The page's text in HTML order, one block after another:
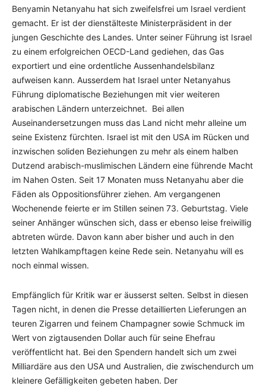
Benyamin Netanyahu hat sich zweifelsfrei um Israel verdient
gemacht. Er ist der dienstälteste Ministerpräsident in der
jungen Geschichte des Landes. Unter seiner Führung ist Israel
zu einem erfolgreichen OECD-Land gediehen, das Gas
exportiert und eine ordentliche Aussenhandelsbilanz
aufweisen kann. Ausserdem hat Israel unter Netanyahus
Führung diplomatische Beziehungen mit vier weiteren
arabischen Ländern unterzeichnet. Bei allen
Auseinandersetzungen muss das Land nicht mehr alleine um
seine Existenz fürchten. Israel ist mit den USA im Rücken und
inzwischen soliden Beziehungen zu mehr als einem halben
Dutzend arabisch-muslimischen Ländern eine führende Macht
im Nahen Osten. Seit 17 Monaten muss Netanyahu aber die
Fäden als Oppositionsführer ziehen. Am vergangenen
Wochenende feierte er im Stillen seinen 73. Geburtstag. Viele
seiner Anhänger wünschen sich, dass er ebenso leise freiwillig
abtreten würde. Davon kann aber bisher und auch in den
letzten Wahlkampftagen keine Rede sein. Netanyahu will es
noch einmal wissen.
Empfänglich für Kritik war er äusserst selten. Selbst in diesen
Tagen nicht, in denen die Presse detaillierten Lieferungen an
teuren Zigarren und feinem Champagner sowie Schmuck im
Wert von zigtausenden Dollar auch für seine Ehefrau
veröffentlicht hat. Bei den Spendern handelt sich um zwei
Milliardäre aus den USA und Australien, die zwischendurch um
kleinere Gefälligkeiten gebeten haben. Der